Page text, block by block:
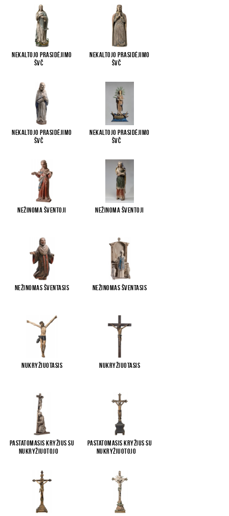
Nekaltojo Prasidėjimo
Švč
Nekaltojo Prasidėjimo
Švč
Nekaltojo Prasidėjimo
Švč
Nekaltojo Prasidėjimo
Švč
Nežinoma šventoji Nežinoma šventoji
Nežinomas šventasis Nežinomas šventasis
Nukryžiuotasis Nukryžiuotasis
Pastatomasis kryžius su
Nukryžiuotojo
Pastatomasis kryžius su
Nukryžiuotojo